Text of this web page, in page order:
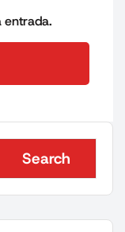
entrada.
Search
Search